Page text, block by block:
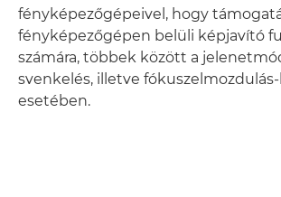
fényképezőgépeivel, hogy
fényképezőgépen belüli képjavító
számára, többek között a
svenkelés, illetve
esetében.